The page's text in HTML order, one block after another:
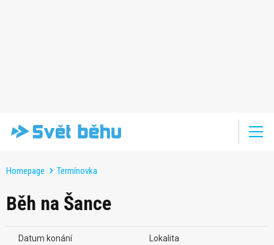
Homepage Termínovka
Běh na Šance
Datum konání Lokalita